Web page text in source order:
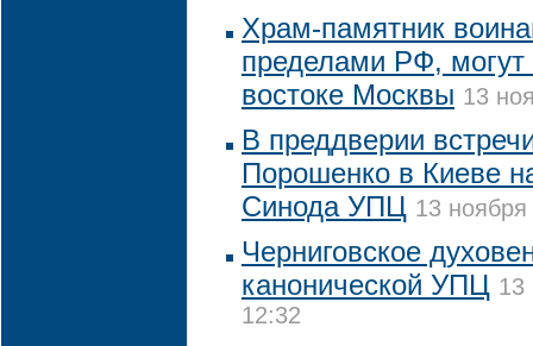
Храм-памятник
пределами РФ, могут
востоке Москвы 13
В преддверии
Порошенко в Киеве
Синода УПЦ 13
Черниговское
канонической УПЦ 13
12:32